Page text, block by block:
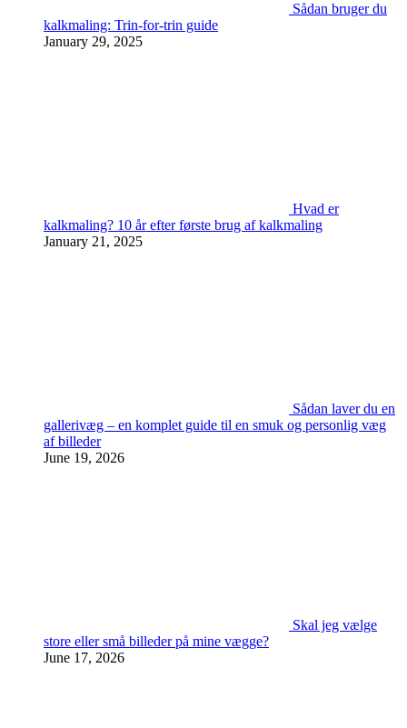
Sådan bruger du
kalkmaling: Trin-for-trin guide
January 29, 2025
Hvad er
kalkmaling? 10 år efter første brug af kalkmaling
January 21, 2025
Sådan laver du en
gallerivæg – en komplet guide til en smuk og personlig væg
af billeder
June 19, 2026
Skal jeg vælge
store eller små billeder på mine vægge?
June 17, 2026